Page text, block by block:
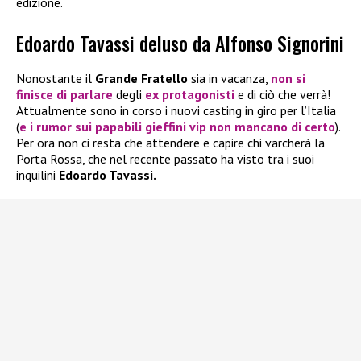
Edoardo Tavassi deluso da Alfonso Signorini
Nonostante il Grande Fratello sia in vacanza, non si
finisce di parlare degli ex protagonisti e di ciò che verrà!
Attualmente sono in corso i nuovi casting in giro per l’Italia
(e i rumor sui papabili gieffini vip non mancano di certo).
Per ora non ci resta che attendere e capire chi varcherà la
Porta Rossa, che nel recente passato ha visto tra i suoi
inquilini Edoardo Tavassi.